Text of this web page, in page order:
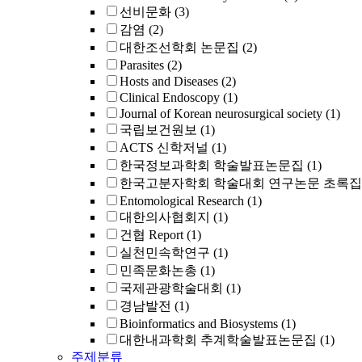
선비문화 (3)
감염 (2)
대한조선학회 논문집 (2)
Parasites (2)
Hosts and Diseases (2)
Clinical Endoscopy (1)
Journal of Korean neurosurgical society (1)
국립보건원보 (1)
ACTS 신학저널 (1)
한국정보과학회 학술발표논문집 (1)
한국고분자학회 학술대회 연구논문 초록집
Entomological Research (1)
대한의사협회지 (1)
건협 Report (1)
실천민속학연구 (1)
민족문화논총 (1)
국제관광학술대회 (1)
경남발전 (1)
Bioinformatics and Biosystems (1)
대한내과학회 추계학술발표논문집 (1)
주제분류